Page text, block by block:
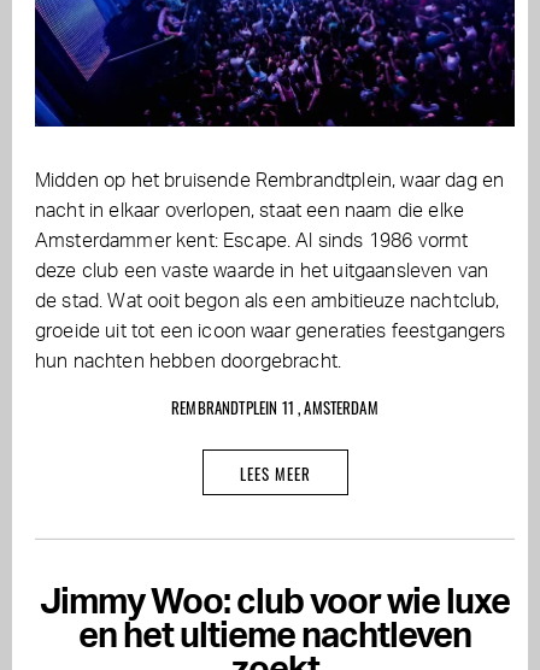
Midden op het bruisende Rembrandtplein, waar dag en
nacht in elkaar overlopen, staat een naam die elke
Amsterdammer kent: Escape. Al sinds 1986 vormt
deze club een vaste waarde in het uitgaansleven van
de stad. Wat ooit begon als een ambitieuze nachtclub,
groeide uit tot een icoon waar generaties feestgangers
hun nachten hebben doorgebracht.
REMBRANDTPLEIN 11 , AMSTERDAM
LEES MEER
Jimmy Woo: club voor wie luxe
en het ultieme nachtleven